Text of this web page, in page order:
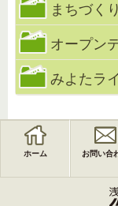
まちづく
オープン
みよたラ
ホーム お問い合